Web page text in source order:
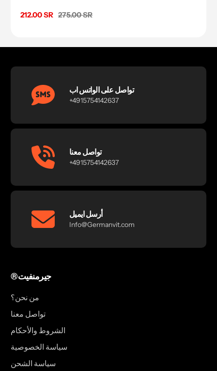
سعر
212.00 SR السعر
275.00 SR
تواصل على الواتس اب
+4915754142637
تواصل معنا
+4915754142637
أرسل ايميل
Info@Germanvit.com
®جيرمنفيت
من نحن؟
تواصل معنا
الشروط والأحكام
سياسة الخصوصية
سياسة الشحن